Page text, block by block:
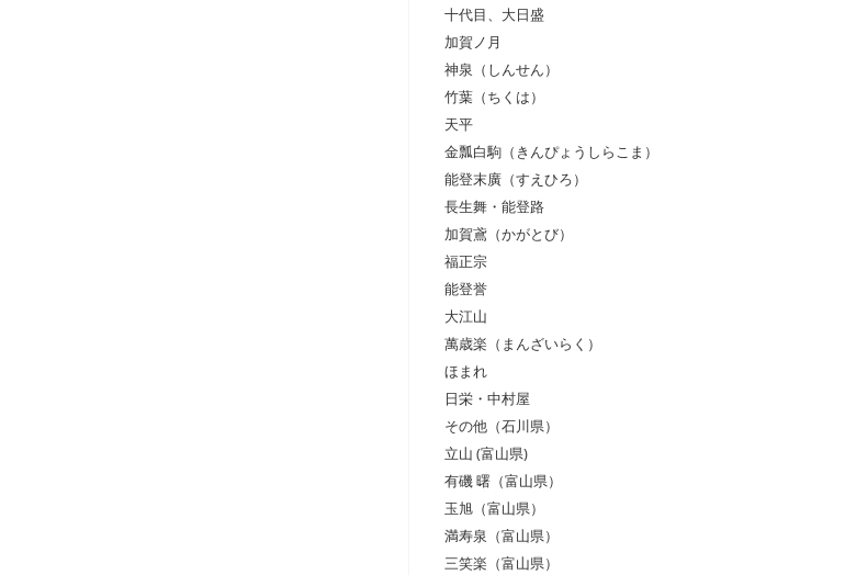
十代目、大日盛
加賀ノ月
神泉（しんせん）
竹葉（ちくは）
天平
金瓢白駒（きんぴょうしらこま）
能登末廣（すえひろ）
長生舞・能登路
加賀鳶（かがとび）
福正宗
能登誉
大江山
萬歳楽（まんざいらく）
ほまれ
日栄・中村屋
その他（石川県）
立山 (富山県)
有磯 曙（富山県）
玉旭（富山県）
満寿泉（富山県）
三笑楽（富山県）